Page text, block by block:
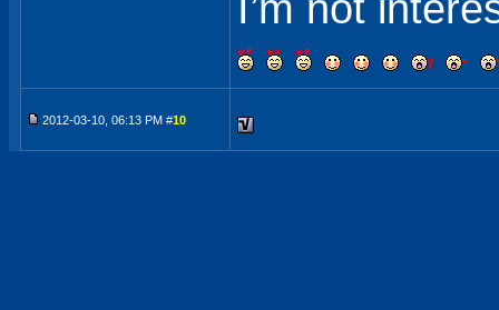
2012-03-10, 06:13 PM #10